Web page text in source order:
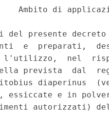
Ambito di
del presente
e  preparati,
l'utilizzo,  nel
prevista  dal
diaperinus
essiccate e in
autorizzati)